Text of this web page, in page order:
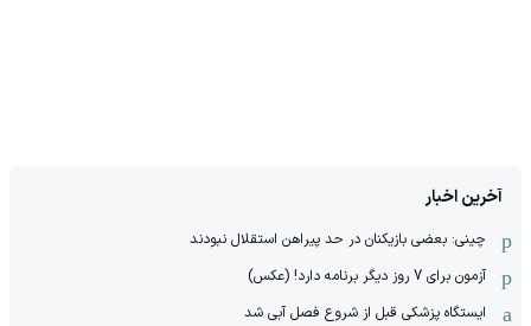
آخرین اخبار
چینی: بعضی بازیکنان در حد پیراهن استقلال نبودند
آزمون برای 7 روز دیگر برنامه دارد! (عکس)
ایستگاه پزشکی قبل از شروع فصل آبی شد